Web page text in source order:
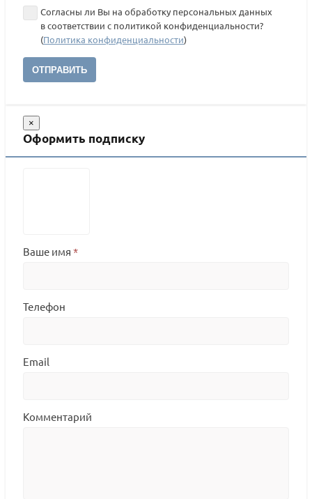
Согласны ли Вы на обработку персональных данных
в соответствии с политикой конфиденциальности?
(Политика конфиденциальности)
ОТПРАВИТЬ
×
Оформить подписку
Ваше имя *
Телефон
Email
Комментарий